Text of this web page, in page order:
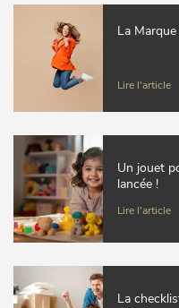
La
Lire l'article
Un jouet
lancée !
Lire l'article
La